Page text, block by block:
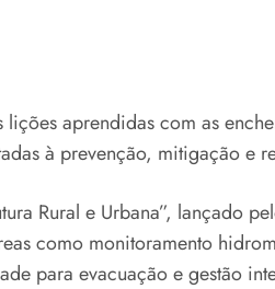
aprendidas com as
à prevenção, mitigação e
Rural e Urbana”, lançado
como monitoramento
para evacuação e gestão